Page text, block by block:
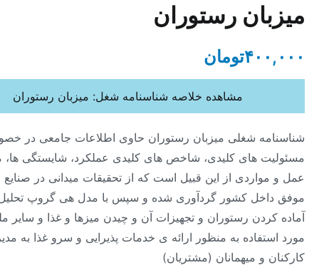
رستوران
تومان
شغلی میزبان رستوران حاوی اطلاعات جامعی در خصوص هدف،
های کلیدی، شاخص های کلیدی عملکرد، شایستگی ها، محیط
از این قبیل است که از تحقیقات میدانی در صنایع مختلف و
کشور گردآوری شده و سپس با مدل هی گروپ تحلیل شده اند.
رستوران و تجهیزات آن و چیدن میزها و غذا و سایر ملزومات
به منظور ارائه ی خدمات پذیرایی و سرو غذا به مدیران،
و میهمانان (مشتریان)
مشاهده خلاصه شناسنامه شغل: میزبان رستوران